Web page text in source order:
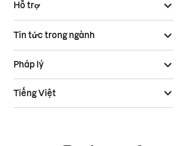
Hỗ trợ
Tin tức trong ngành
Pháp lý
Tiếng Việt